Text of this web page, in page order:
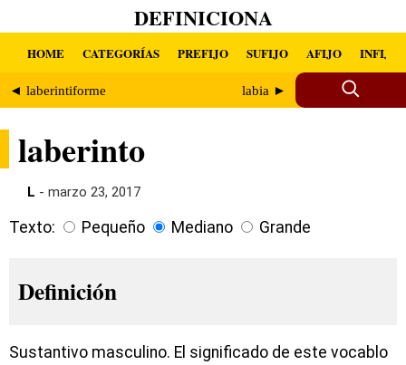
DEFINICIONA
HOME CATEGORÍAS PREFIJO SUFIJO AFIJO INFIJO
◄ laberintiforme labia ►
laberinto
L - marzo 23, 2017
Texto: Pequeño Mediano Grande
Definición
Sustantivo masculino. El significado de este vocablo